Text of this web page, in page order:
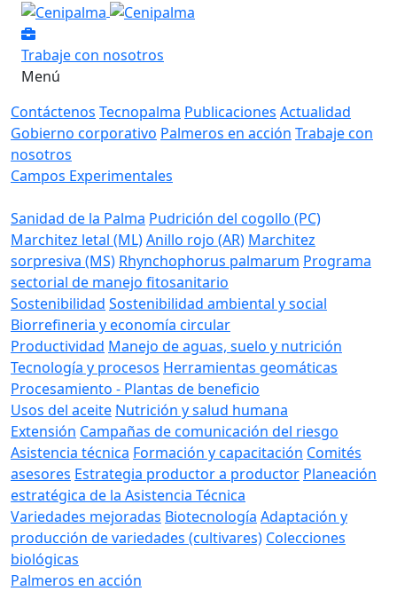
Trabaje con nosotros
Menú
Contáctenos Tecnopalma Publicaciones Actualidad
Gobierno corporativo Palmeros en acción Trabaje con
nosotros
Campos Experimentales
Sanidad de la Palma Pudrición del cogollo (PC)
Marchitez letal (ML)Anillo rojo (AR) Marchitez
sorpresiva (MS) Rhynchophorus palmarum Programa
sectorial de manejo fitosanitario
Sostenibilidad Sostenibilidad ambiental y social
Biorrefineria y economía circular
Productividad Manejo de aguas, suelo y nutrición
Tecnología y procesos Herramientas geomáticas
Procesamiento - Plantas de beneficio
Usos del aceite Nutrición y salud humana
Extensión Campañas de comunicación del riesgo
Asistencia técnica Formación y capacitación Comités
asesores Estrategia productor a productor Planeación
estratégica de la Asistencia Técnica
Variedades mejoradas Biotecnología Adaptación y
producción de variedades (cultivares) Colecciones
biológicas
Palmeros en acción